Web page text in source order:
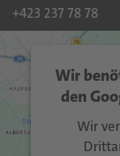
+423 237 78 78
Wir
den
Wir